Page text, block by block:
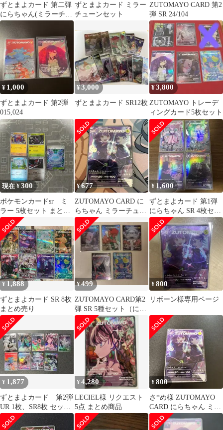
ずとまよカード 第二弾
にらちゃん(ミラーチュ
ーン) UR SR 2枚セット
ずとまよカード ミラー
チューンセット
ZUTOMAYO CARD 第2
弾 SR 24/104
¥ 1,000
ずとまよカード 第2弾
015,024
¥3,000
ずとまよカード SR12枚
¥3,800
ZUTOMAYO トレーデ
ィングカード5枚セット
現在 ¥300
ポケモンカードsr ミ
ラー 5枚セット まとめ
売り
¥677
ZUTOMAYO CARD に
らちゃん ミラーチュー
ン SR
¥ 1,600
ずとまよカード 第1弾
にらちゃん SR 4枚セッ
ト
¥1,888
ずとまよカード SR 8枚
まとめ売り
¥499
ZUTOMAYO CARD第2
弾 SR 5種セット（にら
ちゃん 猫リセット）
¥800
リボーン様専用ページ
¥ 1,877
ずとまよカード 第2弾
UR 1枚、SR8枚 セット
➕R&Nカードまとめ売
り
¥4,280
LECIEL様 リクエスト
5点 まとめ商品
¥800
さ*め様 ZUTOMAYO
CARD にらちゃん ミラ
ーチューン SR